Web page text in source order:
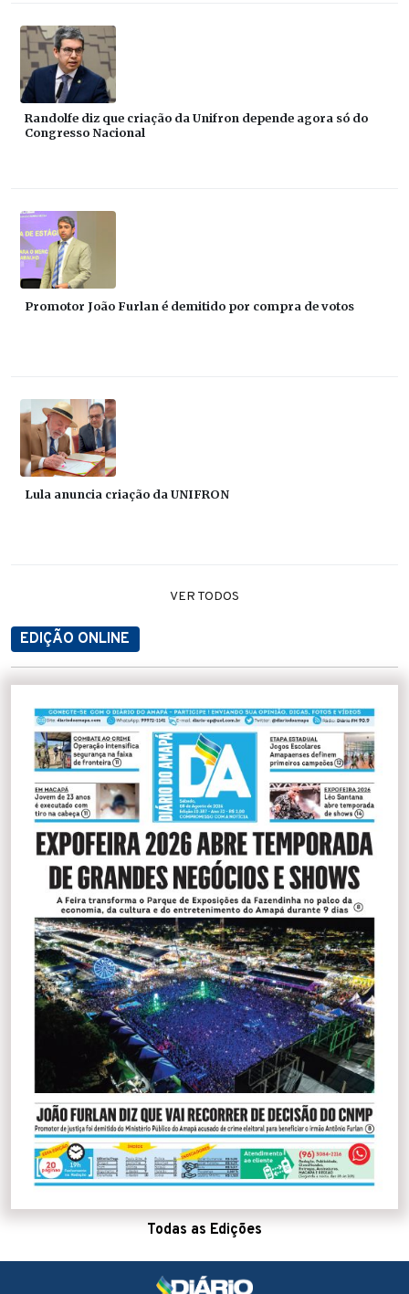
Randolfe diz que criação da Unifron depende agora só do
Congresso Nacional
Promotor João Furlan é demitido por compra de votos
Lula anuncia criação da UNIFRON
VER TODOS
EDIÇÃO ONLINE
Todas as Edições